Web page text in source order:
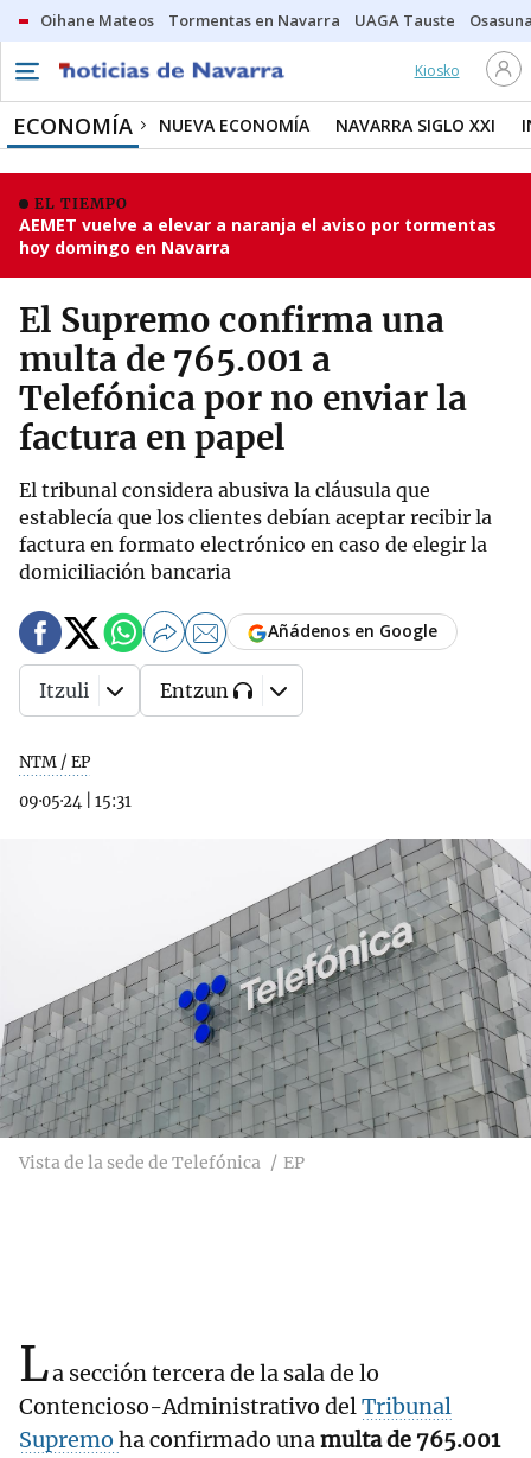
Oihane Mateos Tormentas en Navarra UAGA Tauste
Kiosko
ECONOMÍA NUEVA ECONOMÍA NAVARRA SIGLO XXI
EL TIEMPO
AEMET vuelve a elevar a naranja el aviso por tormentas
hoy domingo en Navarra
El Supremo confirma una
multa de 765.001 a
Telefónica por no enviar la
factura en papel
El tribunal considera abusiva la cláusula que
establecía que los clientes debían aceptar recibir la
factura en formato electrónico en caso de elegir la
domiciliación bancaria
NTM / EP
09·05·24
15:31
Añádenos en Google
Itzuli Entzun
Vista de la sede de Telefónica EP
La sección tercera de la sala de lo
Contencioso-Administrativo delTribunal
Supremo ha confirmado unamulta de 765.001